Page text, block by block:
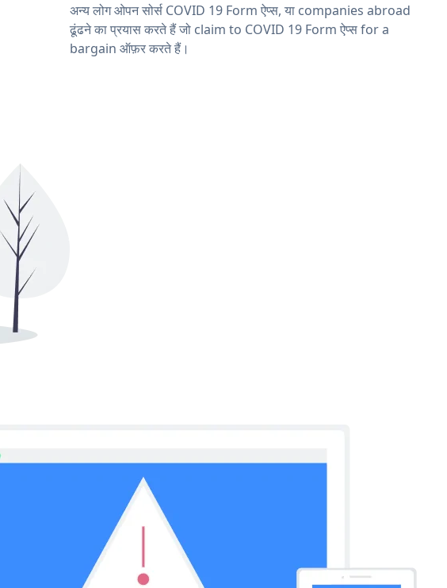
अन्य लोग ओपन सोर्स COVID 19 Form ऐप्स, या companies abroad
ढूंढने का प्रयास करते हैं जो claim to COVID 19 Form ऐप्स for a
bargain ऑफ़र करते हैं।